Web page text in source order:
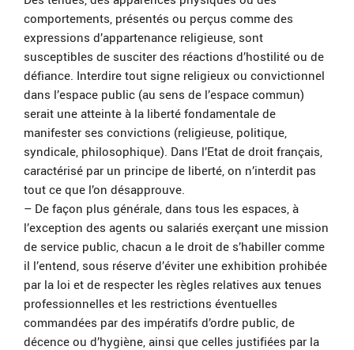
comportements, présentés ou perçus comme des
expressions d’appartenance religieuse, sont
susceptibles de susciter des réactions d’hostilité ou de
défiance. Interdire tout signe religieux ou convictionnel
dans l’espace public (au sens de l’espace commun)
serait une atteinte à la liberté fondamentale de
manifester ses convictions (religieuse, politique,
syndicale, philosophique). Dans l’Etat de droit français,
caractérisé par un principe de liberté, on n’interdit pas
tout ce que l’on désapprouve.
– De façon plus générale, dans tous les espaces, à
l’exception des agents ou salariés exerçant une mission
de service public, chacun a le droit de s’habiller comme
il l’entend, sous réserve d’éviter une exhibition prohibée
par la loi et de respecter les règles relatives aux tenues
professionnelles et les restrictions éventuelles
commandées par des impératifs d’ordre public, de
décence ou d’hygiène, ainsi que celles justifiées par la